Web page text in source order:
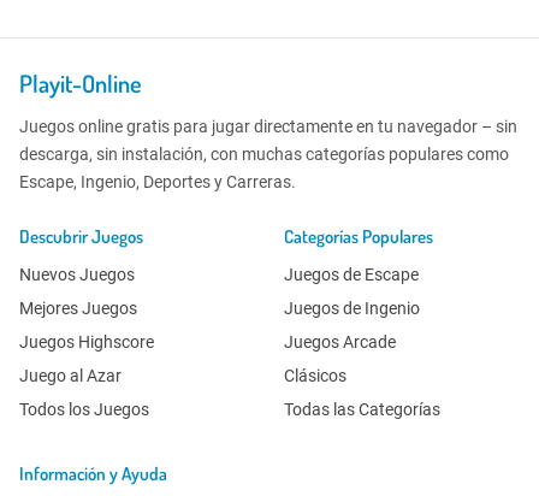
Playit-Online
Juegos online gratis para jugar directamente en tu navegador – sin
descarga, sin instalación, con muchas categorías populares como
Escape, Ingenio, Deportes y Carreras.
Descubrir Juegos
Nuevos Juegos
Mejores Juegos
Juegos Highscore
Juego al Azar
Todos los Juegos
Categorías Populares
Juegos de Escape
Juegos de Ingenio
Juegos Arcade
Clásicos
Todas las Categorías
Información y Ayuda